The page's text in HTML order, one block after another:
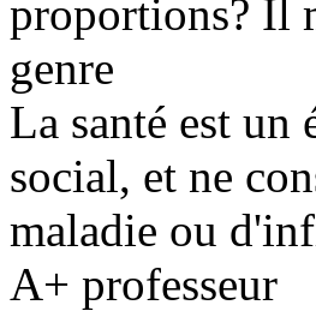
proportions? Il
genre
La santé est un
social, et ne
maladie ou
A+ professeur